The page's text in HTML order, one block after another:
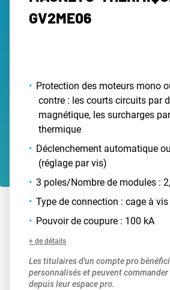
GV2ME06
Protection des moteurs mono
contre : les courts circuits par
magnétique, les surcharges
thermique
Déclenchement automatique
(réglage par vis)
3 poles/Nombre de modules :
Type de connection : cage à vis
Pouvoir de coupure : 100 kA
+ de détails
Les titulaires d'un compte pro
personnalisés et peuvent
depuis leur espace pro.